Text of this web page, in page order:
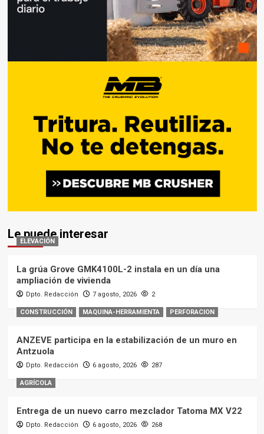
Le puede interesar
ELEVACIÓN
La grúa Grove GMK4100L-2 instala en un día una
ampliación de vivienda
Dpto. Redacción 7 agosto, 2026 2
CONSTRUCCIÓN MAQUINA-HERRAMIENTA PERFORACION
ANZEVE participa en la estabilización de un muro en
Antzuola
Dpto. Redacción 6 agosto, 2026 287
AGRÍCOLA
Entrega de un nuevo carro mezclador Tatoma MX V22
Dpto. Redacción 6 agosto, 2026 268